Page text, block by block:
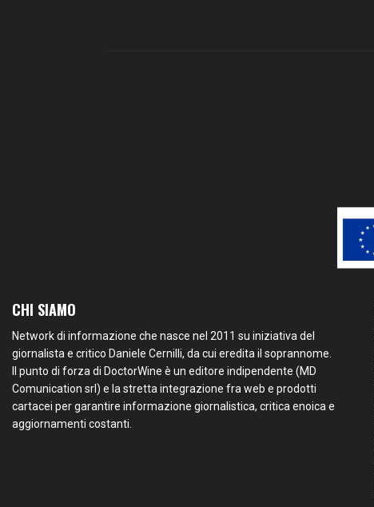
CHI SIAMO
Network di informazione che nasce nel 2011 su iniziativa del
giornalista e critico Daniele Cernilli, da cui eredita il soprannome.
Il punto di forza di DoctorWine è un editore indipendente (MD
Comunication srl) e la stretta integrazione fra web e prodotti
cartacei per garantire informazione giornalistica, critica enoica e
aggiornamenti costanti.